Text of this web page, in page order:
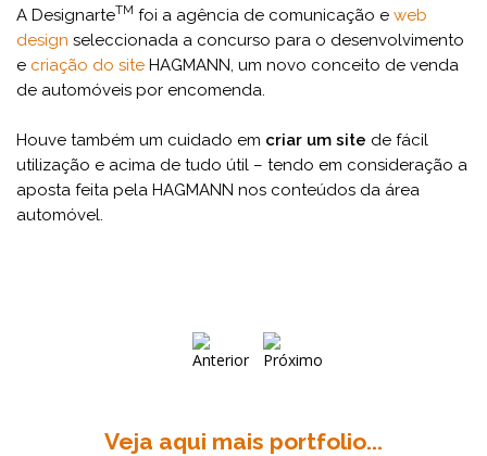
A DesignarteTM foi a agência de comunicação e web
design seleccionada a concurso para o desenvolvimento
e criação do site HAGMANN, um novo conceito de venda
de automóveis por encomenda.
Houve também um cuidado em criar um site de fácil
utilização e acima de tudo útil – tendo em consideração a
aposta feita pela HAGMANN nos conteúdos da área
automóvel.
Veja aqui mais portfolio...